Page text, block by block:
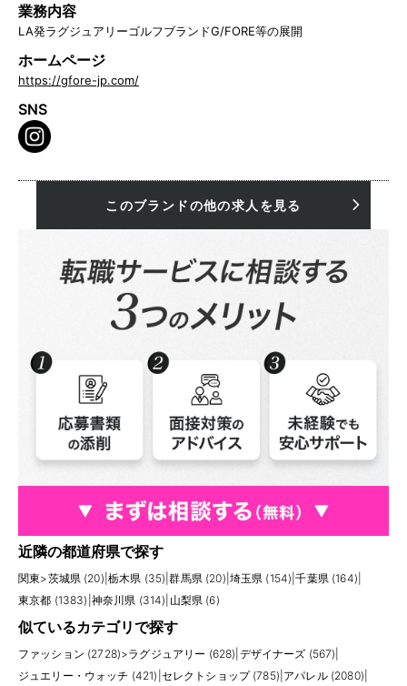
業務内容
LA発ラグジュアリーゴルフブランドG/FORE等の展開
ホームページ
https://gfore-jp.com/
SNS
このブランドの他の求人を見る
近隣の都道府県で探す
関東>茨城県 (20) 栃木県 (35) |群馬県 (20) 埼玉県 (154) |千葉県 (164)
東京都 (1383) 神奈川県 (314) 山梨県 (6)
似ているカテゴリで探す
ファッション (2728)>ラグジュアリー (628) デザイナーズ (567)
ジュエリー・ウォッチ (421) セレクトショップ (785) アパレル (2080)